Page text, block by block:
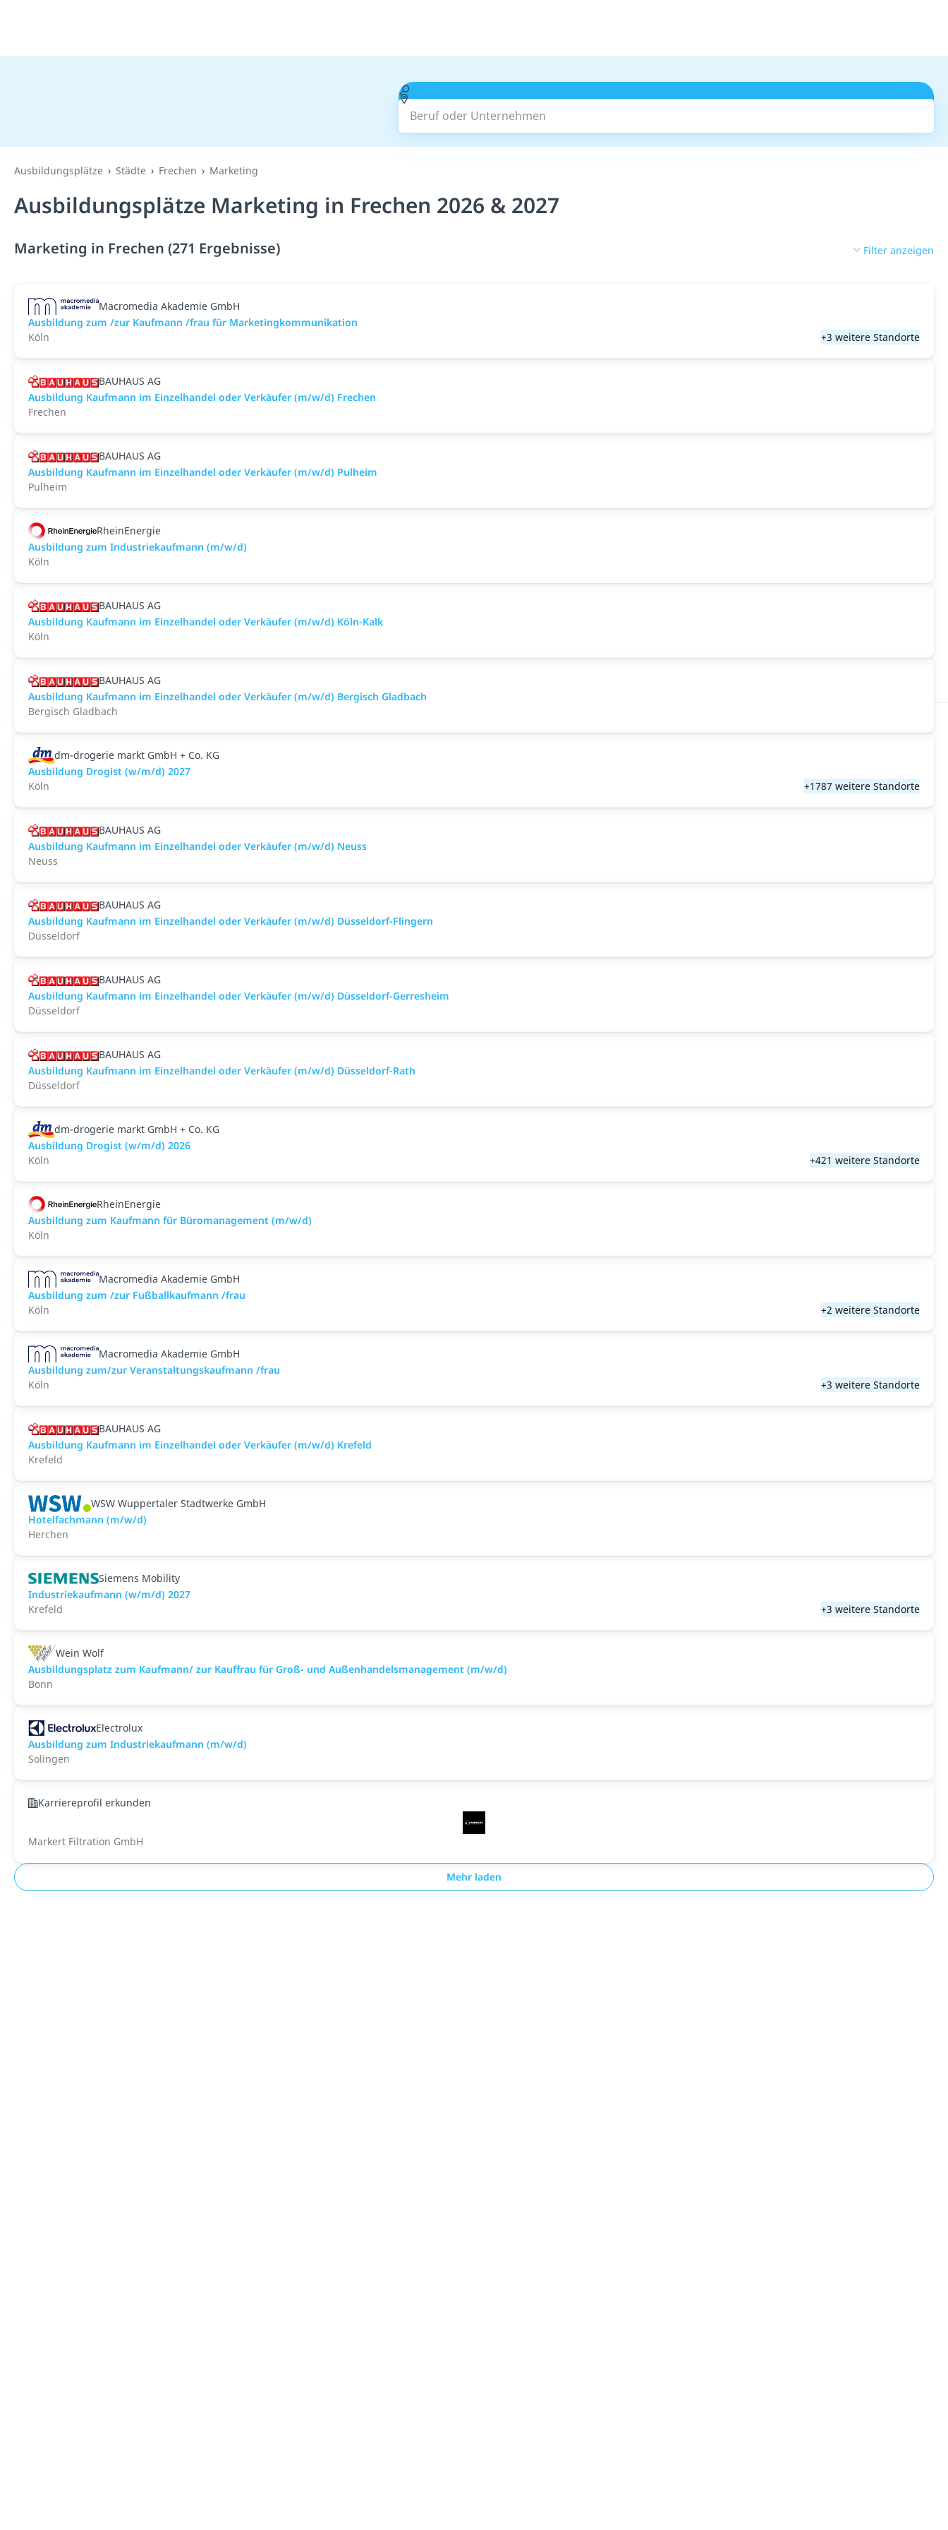
Beruf oder Unternehmen
Ausbildungsplätze Städte Frechen Marketing
Ausbildungsplätze Marketing in Frechen 2026 & 2027
Marketing in Frechen (271 Ergebnisse) Filter anzeigen
Macromedia Akademie GmbH
Ausbildung zum /zur Kaufmann /frau für Marketingkommunikation
Köln
+3 weitere Standorte
BAUHAUS AG
Ausbildung Kaufmann im Einzelhandel oder Verkäufer (m/w/d) Frechen
Frechen
BAUHAUS AG
Ausbildung Kaufmann im Einzelhandel oder Verkäufer (m/w/d) Pulheim
Pulheim
RheinEnergie
Ausbildung zum Industriekaufmann (m/w/d)
Köln
BAUHAUS AG
Ausbildung Kaufmann im Einzelhandel oder Verkäufer (m/w/d) Köln-Kalk
Köln
BAUHAUS AG
Ausbildung Kaufmann im Einzelhandel oder Verkäufer (m/w/d) Bergisch Gladbach
Bergisch Gladbach
dm-drogerie markt GmbH + Co. KG
Ausbildung Drogist (w/m/d) 2027
Köln
+1787 weitere Standorte
BAUHAUS AG
Ausbildung Kaufmann im Einzelhandel oder Verkäufer (m/w/d) Neuss
Neuss
BAUHAUS AG
Ausbildung Kaufmann im Einzelhandel oder Verkäufer (m/w/d) Düsseldorf-Flingern
Düsseldorf
BAUHAUS AG
Ausbildung Kaufmann im Einzelhandel oder Verkäufer (m/w/d) Düsseldorf-Gerresheim
Düsseldorf
BAUHAUS AG
Ausbildung Kaufmann im Einzelhandel oder Verkäufer (m/w/d) Düsseldorf-Rath
Düsseldorf
dm-drogerie markt GmbH + Co. KG
Ausbildung Drogist (w/m/d) 2026
Köln
+421 weitere Standorte
RheinEnergie
Ausbildung zum Kaufmann für Büromanagement (m/w/d)
Köln
Macromedia Akademie GmbH
Ausbildung zum /zur Fußballkaufmann /frau
Köln
+2 weitere Standorte
Macromedia Akademie GmbH
Ausbildung zum/zur Veranstaltungs­kaufmann /frau
Köln
+3 weitere Standorte
BAUHAUS AG
Ausbildung Kaufmann im Einzelhandel oder Verkäufer (m/w/d) Krefeld
Krefeld
WSW Wuppertaler Stadtwerke GmbH
Hotelfachmann (m/w/d)
Herchen
Siemens Mobility
Industriekaufmann (w/m/d) 2027
Krefeld
+3 weitere Standorte
Wein Wolf
Ausbildungsplatz zum Kaufmann/ zur Kauffrau für Groß- und Außenhandelsmanagement (m/w/d)
Bonn
Electrolux
Ausbildung zum Industriekaufmann (m/w/d)
Solingen
Karriereprofil erkunden
Markert Filtration GmbH
Mehr laden